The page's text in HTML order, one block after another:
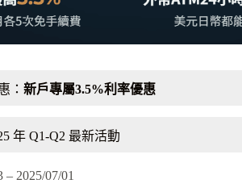
： 新戶專屬3.5%利率優惠
年 Q1-Q2 最新活動
2025/07/01